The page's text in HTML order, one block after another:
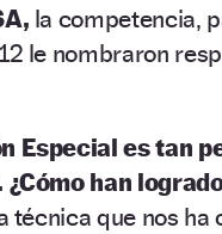
la competencia,
le nombraron
Especial es tan
han
técnica que nos ha